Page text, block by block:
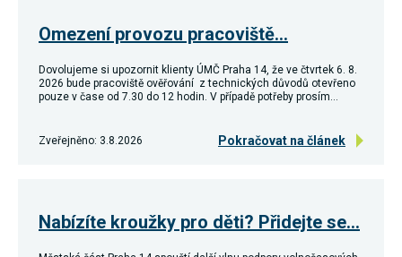
Omezení provozu pracoviště…
Dovolujeme si upozornit klienty ÚMČ Praha 14, že ve čtvrtek 6. 8.
2026 bude pracoviště ověřování z technických důvodů otevřeno
pouze v čase od 7.30 do 12 hodin. V případě potřeby prosím…
Zveřejněno: 3.8.2026 Pokračovat na článek
Nabízíte kroužky pro děti? Přidejte se…
třetích subjektů.
Díky tomu můžeme
založené na Vašich
zájmech, tak zvané
pseudonymizované
není zpravidla
používány pouze
pseudonymizované